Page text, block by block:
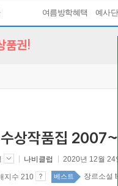
여름방학혜택 예사
품권!
수상작품집
나비클럽 2020년 12월 24일
지수 210 베스트 장르소설